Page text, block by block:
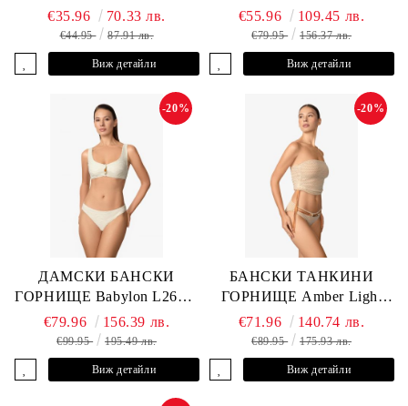
L2613-Z-MTB MARC &
ANDRE
€35.96 70.33 лв.
€44.95 87.91 лв.
Виж детайли
L2607-Y-352 MARC &
ANDRE
€55.96 109.45 лв.
€79.95 156.37 лв.
Виж детайли
ДАМСКИ БАНСКИ
ГОРНИЩЕ Babylon L2613-
YP-682 MARC & ANDRE
-20%
€79.96 156.39 лв.
€99.95 195.49 лв.
Виж детайли
БАНСКИ ТАНКИНИ
ГОРНИЩЕ Amber Light
L2605-Y-803 MARC &
ANDRE
-20%
€71.96 140.74 лв.
€89.95 175.93 лв.
Виж детайли